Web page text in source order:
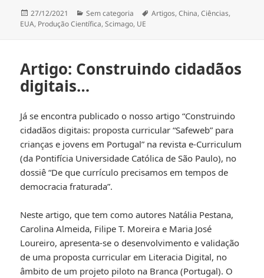
Publicado
a
27/12/2021 Categorias
Sem categoria Etiquetas
Artigos,China,Ciências,
EUA, Produção Científica,Scimago, UE
Artigo: Construindo cidadãos
digitais…
Já se encontra publicado o nosso artigo “Construindo
cidadãos digitais: proposta curricular “Safeweb” para
crianças e jovens em Portugal” na revista e-Curriculum
(da Pontifícia Universidade Católica de São Paulo), no
dossiê “De que currículo precisamos em tempos de
democracia fraturada”.
Neste artigo, que tem como autores Natália Pestana,
Carolina Almeida, Filipe T. Moreira e Maria José
Loureiro, apresenta-se o desenvolvimento e validação
de uma proposta curricular em Literacia Digital, no
âmbito de um projeto piloto na Branca (Portugal). O